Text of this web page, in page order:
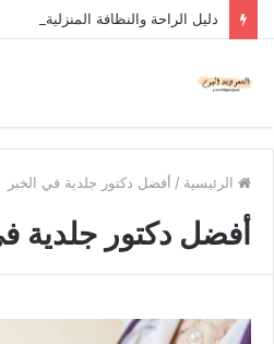
دليل الراحة والنظافة المنزلية
الرئيسية / أفضل دكتور جلدية في الخبر
أفضل دكتور جلدية